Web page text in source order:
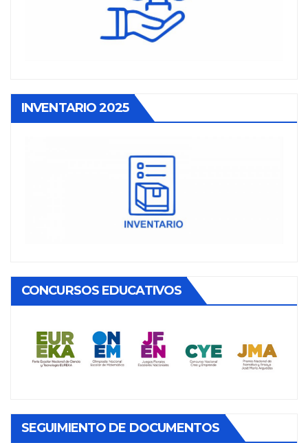
INVENTARIO 2025
CONCURSOS EDUCATIVOS
SEGUIMIENTO DE DOCUMENTOS